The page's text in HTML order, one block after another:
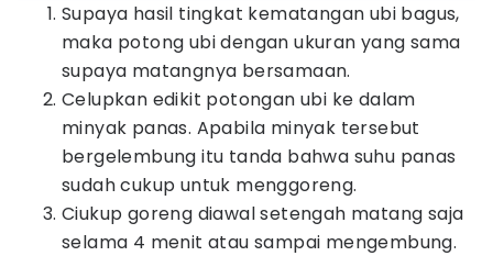
Supaya hasil tingkat kematangan ubi bagus,
maka potong ubi dengan ukuran yang sama
supaya matangnya bersamaan.
Celupkan edikit potongan ubi ke dalam
minyak panas. Apabila minyak tersebut
bergelembung itu tanda bahwa suhu panas
sudah cukup untuk menggoreng.
Ciukup goreng diawal setengah matang saja
selama 4 menit atau sampai mengembung.